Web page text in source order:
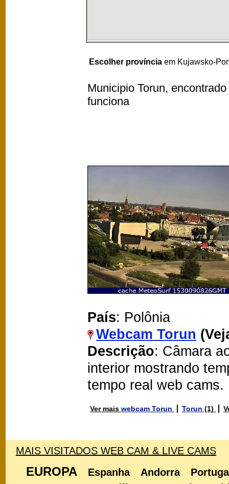
Escolher província em Kujawsko-
Municipio Torun,
funciona
País: Polônia
Webcam Torun
Descrição: Câmara
interior mostrando
tempo real web cams.
Ver mais webcam Torun Torun (1)
MAIS VISITADOS WEB CAM & LIVE CAMS
EUROPA Espanha Andorra